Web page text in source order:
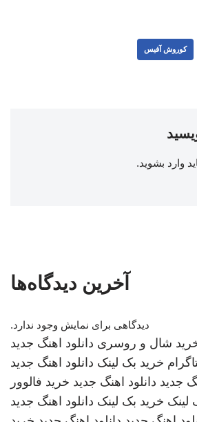
کوروش آفیس
وارد بشوید.
آخرین دیدگاه‌ها
دیدگاهی برای نمایش وجود ندارد.
شال و روسری دانلود اهنگ جدید
خرید بک لینک دانلود اهنگ جدید
جدید دانلود اهنگ جدید خرید فالوور
لینک خرید بک لینک دانلود اهنگ جدید